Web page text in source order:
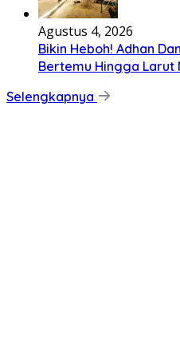
Agustus 4, 2026
Bikin Heboh! Adhan
Bertemu Hingga Larut
Selengkapnya